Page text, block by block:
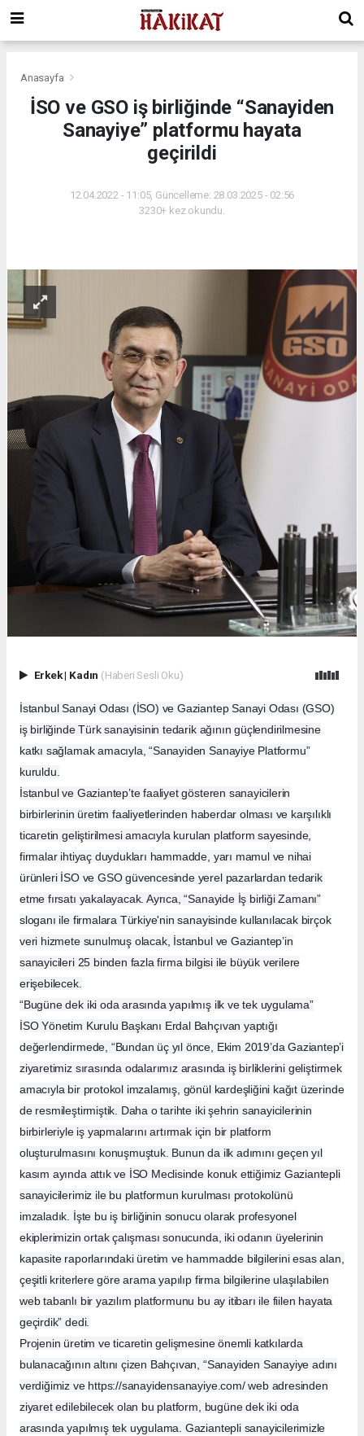
Anasayfa
İSO ve GSO iş birliğinde “Sanayiden
Sanayiye” platformu hayata
geçirildi
12.04.2022 - 11:05, Güncelleme: 28.03.2025 - 02:56
3230+ kez okundu.
Erkek| Kadın (Haberi Sesli Oku)
İstanbul Sanayi Odası (İSO) ve Gaziantep Sanayi Odası (GSO)
iş birliğinde Türk sanayisinin tedarik ağının güçlendirilmesine
katkı sağlamak amacıyla, “Sanayiden Sanayiye Platformu”
kuruldu.
İstanbul ve Gaziantep’te faaliyet gösteren sanayicilerin
birbirlerinin üretim faaliyetlerinden haberdar olması ve karşılıklı
ticaretin geliştirilmesi amacıyla kurulan platform sayesinde,
firmalar ihtiyaç duydukları hammadde, yarı mamul ve nihai
ürünleri İSO ve GSO güvencesinde yerel pazarlardan tedarik
etme fırsatı yakalayacak. Ayrıca, “Sanayide İş birliği Zamanı”
sloganı ile firmalara Türkiye'nin sanayisinde kullanılacak birçok
veri hizmete sunulmuş olacak, İstanbul ve Gaziantep’in
sanayicileri 25 binden fazla firma bilgisi ile büyük verilere
erişebilecek.
“Bugüne dek iki oda arasında yapılmış ilk ve tek uygulama”
İSO Yönetim Kurulu Başkanı Erdal Bahçıvan yaptığı
değerlendirmede, “Bundan üç yıl önce, Ekim 2019’da Gaziantep’i
ziyaretimiz sırasında odalarımız arasında iş birliklerini geliştirmek
amacıyla bir protokol imzalamış, gönül kardeşliğini kağıt üzerinde
de resmileştirmiştik. Daha o tarihte iki şehrin sanayicilerinin
birbirleriyle iş yapmalarını artırmak için bir platform
oluşturulmasını konuşmuştuk. Bunun da ilk adımını geçen yıl
kasım ayında attık ve İSO Meclisinde konuk ettiğimiz Gaziantepli
sanayicilerimiz ile bu platformun kurulması protokolünü
imzaladık. İşte bu iş birliğinin sonucu olarak profesyonel
ekiplerimizin ortak çalışması sonucunda, iki odanın üyelerinin
kapasite raporlarındaki üretim ve hammadde bilgilerini esas alan,
çeşitli kriterlere göre arama yapılıp firma bilgilerine ulaşılabilen
web tabanlı bir yazılım platformunu bu ay itibarı ile fiilen hayata
geçirdik” dedi.
Projenin üretim ve ticaretin gelişmesine önemli katkılarda
bulanacağının altını çizen Bahçıvan, “Sanayiden Sanayiye adını
verdiğimiz ve https://sanayidensanayiye.com/ web adresinden
ziyaret edilebilecek olan bu platform, bugüne dek iki oda
arasında yapılmış tek uygulama. Gaziantepli sanayicilerimizle